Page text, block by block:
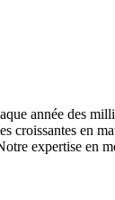
année des
croissantes en
expertise en